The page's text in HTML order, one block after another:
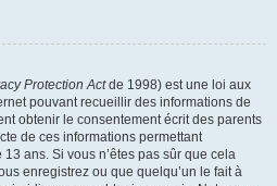
Protection Actde 1998) est une loi aux
pouvant recueillir des informations de
obtenir le consentement écrit des parents
de ces informations permettant
ans. Si vous n’êtes pas sûr que cela
enregistrez ou que quelqu’un le fait à